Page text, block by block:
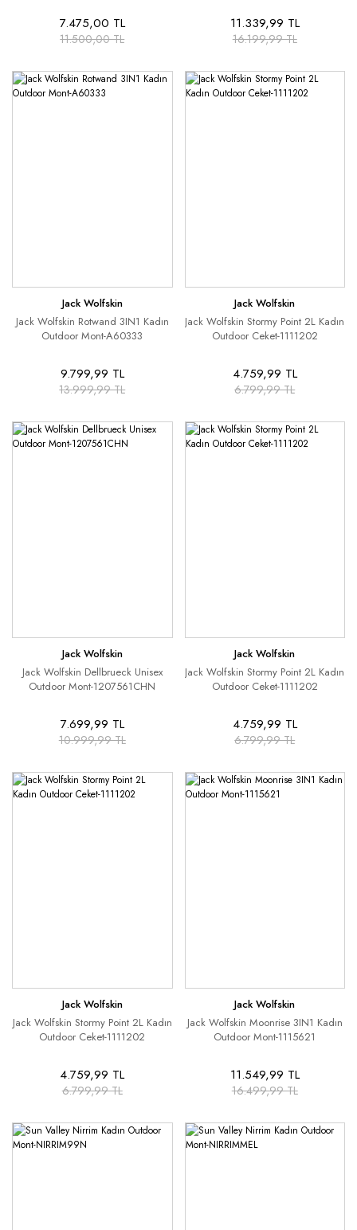
7.475,00 TL
11.500,00 TL
11.339,99 TL
16.199,99 TL
Jack Wolfskin
Jack Wolfskin Rotwand 3IN1 Kadın
Outdoor Mont-A60333
9.799,99 TL
13.999,99 TL
Jack Wolfskin
Jack Wolfskin Stormy Point 2L Kadın
Outdoor Ceket-1111202
4.759,99 TL
6.799,99 TL
Jack Wolfskin
Jack Wolfskin Dellbrueck Unisex
Outdoor Mont-1207561CHN
7.699,99 TL
10.999,99 TL
Jack Wolfskin
Jack Wolfskin Stormy Point 2L Kadın
Outdoor Ceket-1111202
4.759,99 TL
6.799,99 TL
Jack Wolfskin
Jack Wolfskin Stormy Point 2L Kadın
Outdoor Ceket-1111202
4.759,99 TL
6.799,99 TL
Jack Wolfskin
Jack Wolfskin Moonrise 3IN1 Kadın
Outdoor Mont-1115621
11.549,99 TL
16.499,99 TL